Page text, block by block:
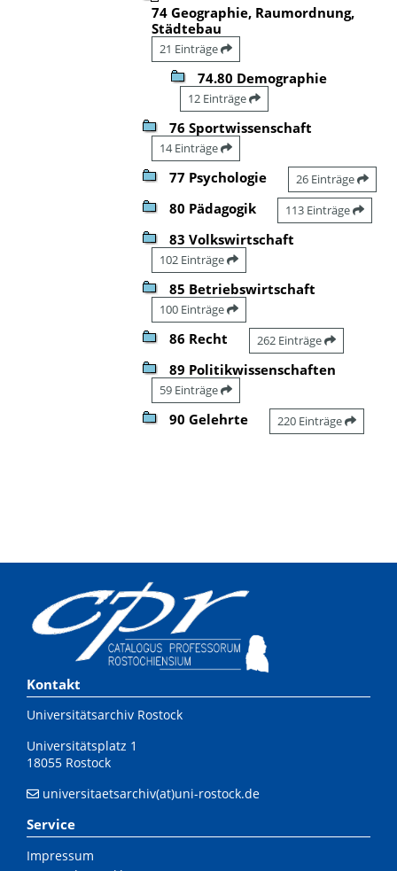
74 Geographie, Raumordnung,
Städtebau
21 Einträge
74.80 Demographie
12 Einträge
76 Sportwissenschaft
14 Einträge
77 Psychologie 26 Einträge
80 Pädagogik 113 Einträge
83 Volkswirtschaft
102 Einträge
85 Betriebswirtschaft
100 Einträge
86 Recht 262 Einträge
89 Politikwissenschaften
59 Einträge
90 Gelehrte 220 Einträge
Kontakt
Universitätsarchiv Rostock
Universitätsplatz 1
18055 Rostock
universitaetsarchiv(at)uni-rostock.de
Service
Impressum